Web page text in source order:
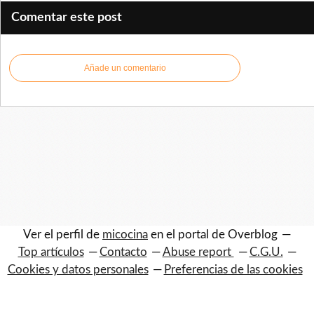
Comentar este post
Añade un comentario
Ver el perfil de micocina en el portal de Overblog
Top artículos
Contacto Abuse report
C.G.U.
Cookies y datos personales
Preferencias de las cookies